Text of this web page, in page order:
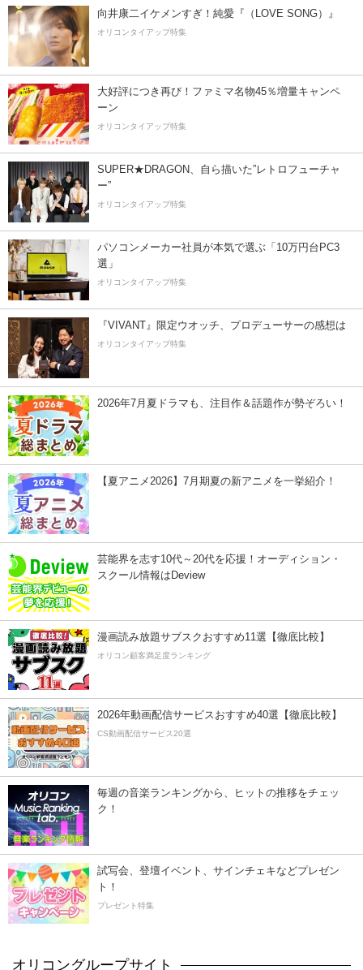
向井康二イケメンすぎ！純愛『（LOVE SONG）』
オリコンタイアップ特集
大好評につき再び！ファミマ名物45％増量キャンペ
ーン
オリコンタイアップ特集
SUPER★DRAGON、自ら描いた”レトロフューチャ
ー”
オリコンタイアップ特集
パソコンメーカー社員が本気で選ぶ「10万円台PC3
選」
オリコンタイアップ特集
『VIVANT』限定ウオッチ、プロデューサーの感想は
オリコンタイアップ特集
2026年7月夏ドラマも、注目作＆話題作が勢ぞろい！
【夏アニメ2026】7月期夏の新アニメを一挙紹介！
芸能界を志す10代～20代を応援！オーディション・
スクール情報はDeview
漫画読み放題サブスクおすすめ11選【徹底比較】
オリコン顧客満足度ランキング
2026年動画配信サービスおすすめ40選【徹底比較】
CS動画配信サービス20選
毎週の音楽ランキングから、ヒットの推移をチェッ
ク！
試写会、登壇イベント、サインチェキなどプレゼン
ト！
プレゼント特集
オリコングループサイト